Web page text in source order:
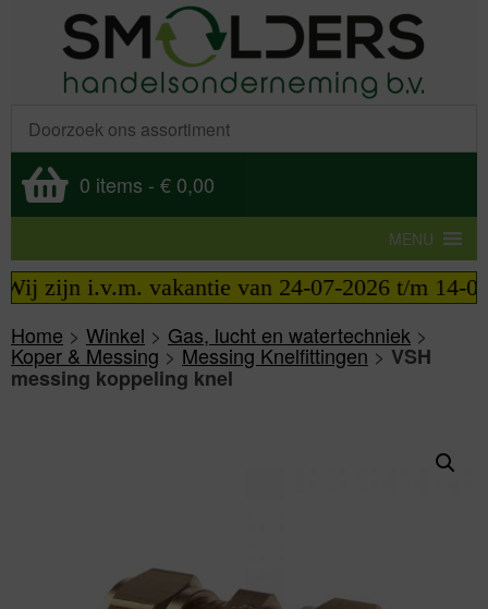
0 items - € 0,00
MENU
i.v.m. vakantie van 24-07-2026 t/m 14-08-
Home > Winkel > Gas, lucht en watertechniek >
Koper & Messing >Messing Knelfittingen>VSH
messing koppeling knel